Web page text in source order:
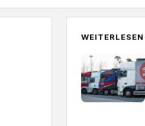
WEITERLESEN